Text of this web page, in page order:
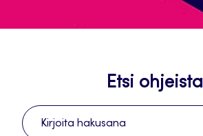
Etsi ohjeista
Etsi
sivustolta